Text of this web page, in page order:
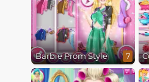
Barbie Prom Style 7